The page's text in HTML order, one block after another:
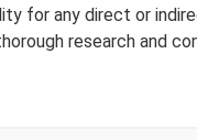
for any direct or
research and